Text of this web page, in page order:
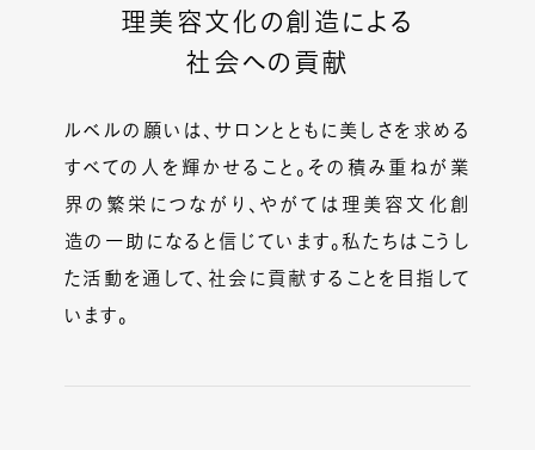
理美容文化の創造による
社会への貢献
ルベルの願いは、サロンとともに美しさを求める
すべての人を輝かせること。その積み重ねが業
界の繁栄につながり、やがては理美容文化創
造の一助になると信じています。私たちはこうし
た活動を通して、社会に貢献することを目指して
います。